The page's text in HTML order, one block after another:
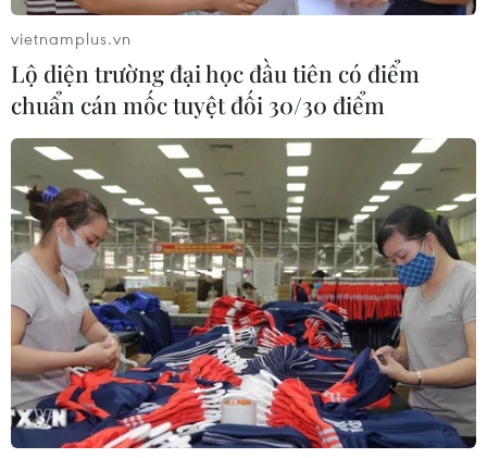
vietnamplus.vn
Lộ diện trường đại học đầu tiên có điểm
chuẩn cán mốc tuyệt đối 30/30 điểm